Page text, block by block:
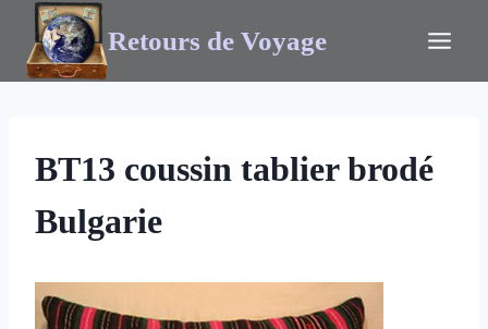
Retours de Voyage
BT13 coussin tablier brodé
Bulgarie